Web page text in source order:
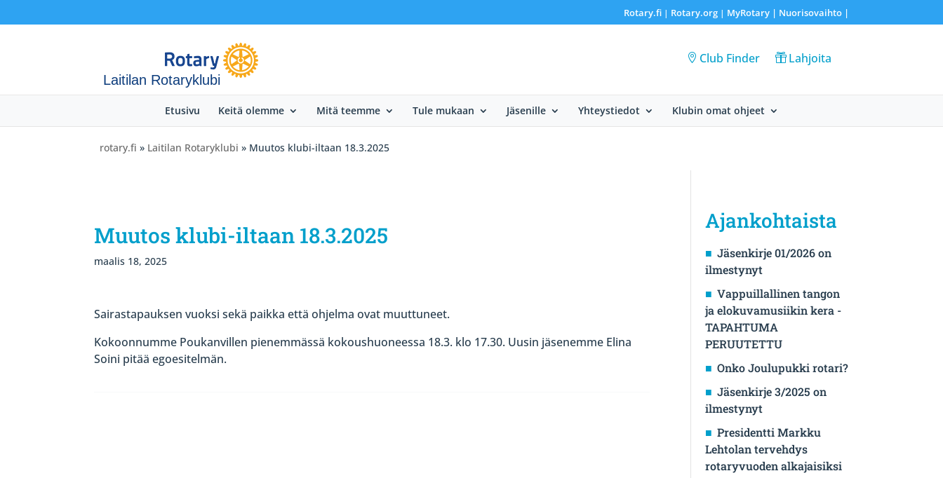
Rotary.fi| Rotary.org| MyRotary | Nuorisovaihto|
Laitilan Rotaryklubi
Club Finder Lahjoita
Etusivu Keitä olemme Mitä teemme Tule mukaan Jäsenille Yhteystiedot Klubin omat ohjeet
rotary.fi » Laitilan Rotaryklubi » Muutos klubi-iltaan 18.3.2025
Muutos klubi-iltaan 18.3.2025
maalis 18, 2025
Sairastapauksen vuoksi sekä paikka että ohjelma ovat muuttuneet.
Kokoonnumme Poukanvillen pienemmässä kokoushuoneessa 18.3. klo 17.30. Uusin jäsenemme Elina
Soini pitää egoesitelmän.
Ajankohtaista
Jäsenkirje 01/2026 on
ilmestynyt
Vappuillallinen tangon
ja elokuvamusiikin kera -
TAPAHTUMA
PERUUTETTU
Onko Joulupukki rotari?
Jäsenkirje 3/2025 on
ilmestynyt
Presidentti Markku
Lehtolan tervehdys
rotaryvuoden alkajaisiksi